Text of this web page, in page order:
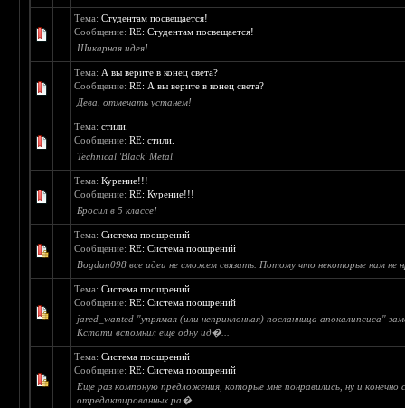
Тема:Студентам посвещается!
Сообщение:RE: Студентам посвещается!
Шикарная идея!
Тема: А вы верите в конец света?
Сообщение:RE: А вы верите в конец света?
Дева, отмечать устанем!
Тема:стили.
Сообщение:RE: стили.
Technical 'Black' Metal
Тема:Курение!!!
Сообщение:RE: Курение!!!
Бросил в 5 классе!
Тема:Система поошрений
Сообщение:RE: Система поошрений
Bogdan098 все идеи не сможем связать. Потому что некоторые нам не
Тема:Система поошрений
Сообщение:RE: Система поошрений
jared_wanted "упрямая (или неприклонная) посланница апокалипсиса"
Кстати вспомнил еще одну ид�...
Тема:Система поошрений
Сообщение:RE: Система поошрений
Еще раз компоную предложения, которые мне понравились, ну и конечно
отредактированных ра�...